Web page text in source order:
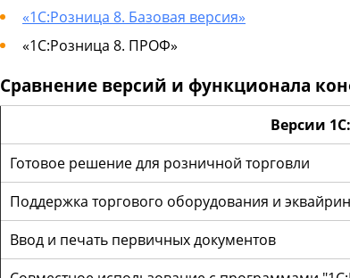
«1С:Розница 8. Базовая версия»
«1С:Розница 8. ПРОФ»
Сравнение версий и функционала
Версии
Готовое решение для розничной торговли
Поддержка торгового оборудования и
Ввод и печать первичных документов